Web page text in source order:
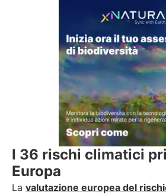
I 36 rischi climatici
Europa
La valutazione europea del